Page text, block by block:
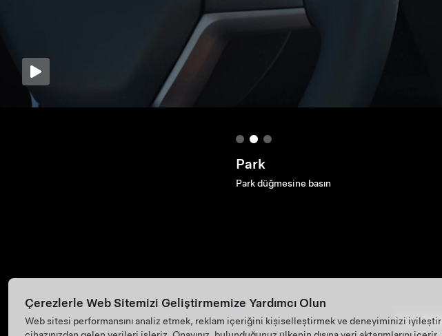
Başlat
Fren pedalına basın ve bir vites seçin
Çerezlerle Web Sitemizi Geliştirmemize Yardımcı Olun
Web sitesi performansını analiz etmek, reklam içeriğini kişiselleştirmek ve deneyiminizi